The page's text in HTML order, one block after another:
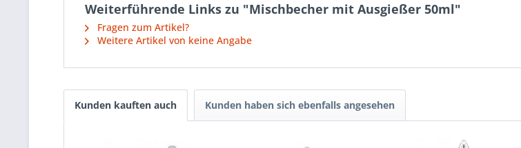
Weiterführende Links zu "Mischbecher mit Ausgießer 50ml"
Fragen zum Artikel?
Weitere Artikel von keine Angabe
Kunden kauften auch Kunden haben sich ebenfalls angesehen